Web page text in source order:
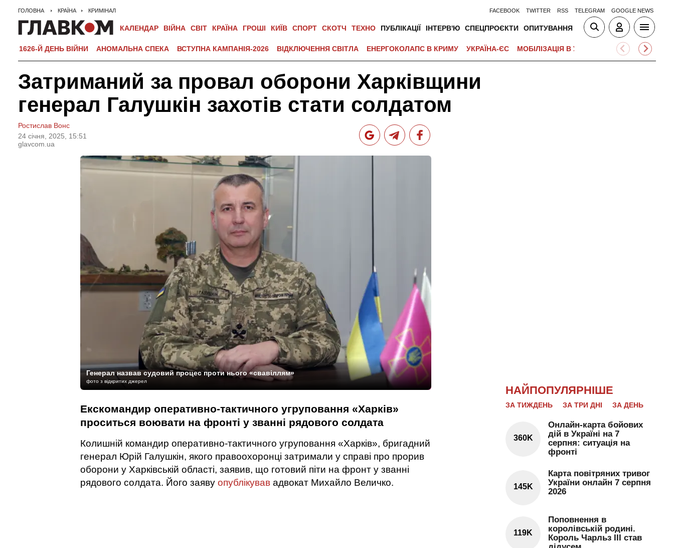
ГОЛОВНА КРАЇНА КРИМІНАЛ FACEBOOK TWITTER RSS TELEGRAM GOOGLE NEWS
КАЛЕНДАР ВІЙНА СВІТ КРАЇНА ГРОШІ КИЇВ СПОРТ СКОТЧ ТЕХНО ПУБЛІКАЦІЇ ІНТЕРВ'Ю СПЕЦПРОЄКТИ ОПИТУВАННЯ
1626-Й ДЕНЬ ВІЙНИ АНОМАЛЬНА СПЕКА ВСТУПНА КАМПАНІЯ-2026 ВІДКЛЮЧЕННЯ СВІТЛА ЕНЕРГОКОЛАПС В КРИМУ УКРАЇНА-ЄС МОБІЛІЗАЦІЯ В УКРАЇНІ ВІЙНА НА
Затриманий за провал оборони Харківщини
генерал Галушкін захотів стати солдатом
Ростислав Вонс
24 сiчня, 2025, 15:51
glavcom.ua
Генерал назвав судовий процес проти нього «свавіллям»
фото з відкритих джерел
Екскомандир оперативно-тактичного угруповання «Харків»
проситься воювати на фронті у званні рядового солдата
Колишній командир оперативно-тактичного угруповання «Харків», бригадний
генерал Юрій Галушкін, якого правоохоронці затримали у справі про прорив
оборони у Харківській області, заявив, що готовий піти на фронт у званні
рядового солдата. Його заяву опублікував адвокат Михайло Величко.
НАЙПОПУЛЯРНІШЕ
ЗА ТИЖДЕНЬ ЗА ТРИ ДНІ ЗА ДЕНЬ
360K
Онлайн-карта бойових
дій в Україні на 7
серпня: ситуація на
фронті
145K
Карта повітряних тривог
України онлайн 7 серпня
2026
119K
Поповнення в
королівській родині.
Король Чарльз III став